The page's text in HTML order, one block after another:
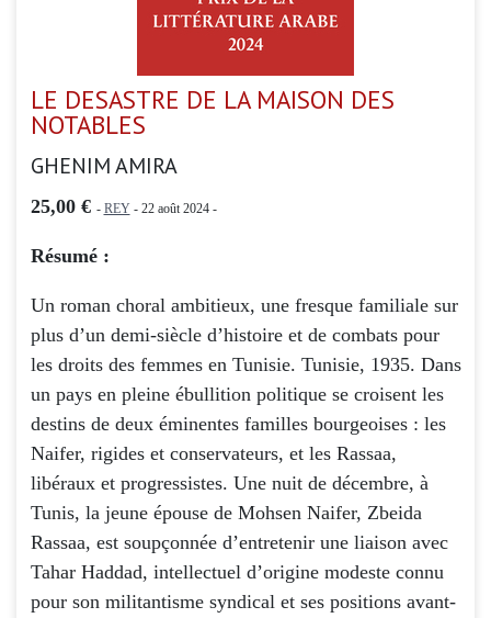
LE DESASTRE DE LA MAISON DES
NOTABLES
GHENIM AMIRA
25,00 € - REY- 22 août 2024 -
Résumé :
Un roman choral ambitieux, une fresque familiale sur
plus d’un demi-siècle d’histoire et de combats pour
les droits des femmes en Tunisie. Tunisie, 1935. Dans
un pays en pleine ébullition politique se croisent les
destins de deux éminentes familles bourgeoises : les
Naifer, rigides et conservateurs, et les Rassaa,
libéraux et progressistes. Une nuit de décembre, à
Tunis, la jeune épouse de Mohsen Naifer, Zbeida
Rassaa, est soupçonnée d’entretenir une liaison avec
Tahar Haddad, intellectuel d’origine modeste connu
pour son militantisme syndical et ses positions avant-